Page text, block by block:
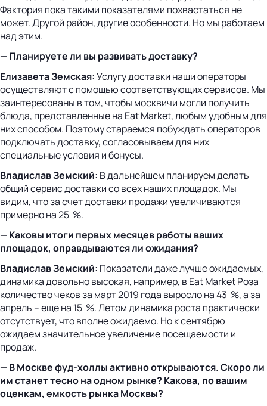
Фактория пока такими показателями похвастаться не
может. Другой район, другие особенности. Но мы работаем
над этим.
— Планируете ли вы развивать доставку?
Елизавета Земская:Услугу доставки наши операторы
осуществляют с помощью соответствующих сервисов. Мы
заинтересованы в том, чтобы москвичи могли получить
блюда, представленные на Eat Market, любым удобным для
них способом. Поэтому стараемся побуждать операторов
подключать доставку, согласовываем для них
специальные условия и бонусы.
Владислав Земский: В дальнейшем планируем делать
общий сервис доставки со всех наших площадок. Мы
видим, что за счет доставки продажи увеличиваются
примерно на 25 %.
— Каковы итоги первых месяцев работы ваших
площадок, оправдываются ли ожидания?
Владислав Земский: Показатели даже лучше ожидаемых,
динамика довольно высокая, например, в Eat Market Роза
количество чеков за март 2019 года выросло на 43 %, а за
апрель – еще на 15 %. Летом динамика роста практически
отсутствует, что вполне ожидаемо. Но к сентябрю
ожидаем значительное увеличение посещаемости и
продаж.
— В Москве фуд-холлы активно открываются. Скоро ли
им станет тесно на одном рынке? Какова, по вашим
оценкам, емкость рынка Москвы?